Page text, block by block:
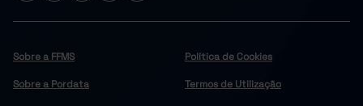
Sobre a FFMS
Sobre a Pordata
Política de Cookies
Termos de Utilização